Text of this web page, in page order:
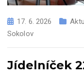
17. 6. 2026
Sokolov
Jídelníček